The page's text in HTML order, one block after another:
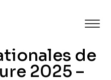
de
2025 –